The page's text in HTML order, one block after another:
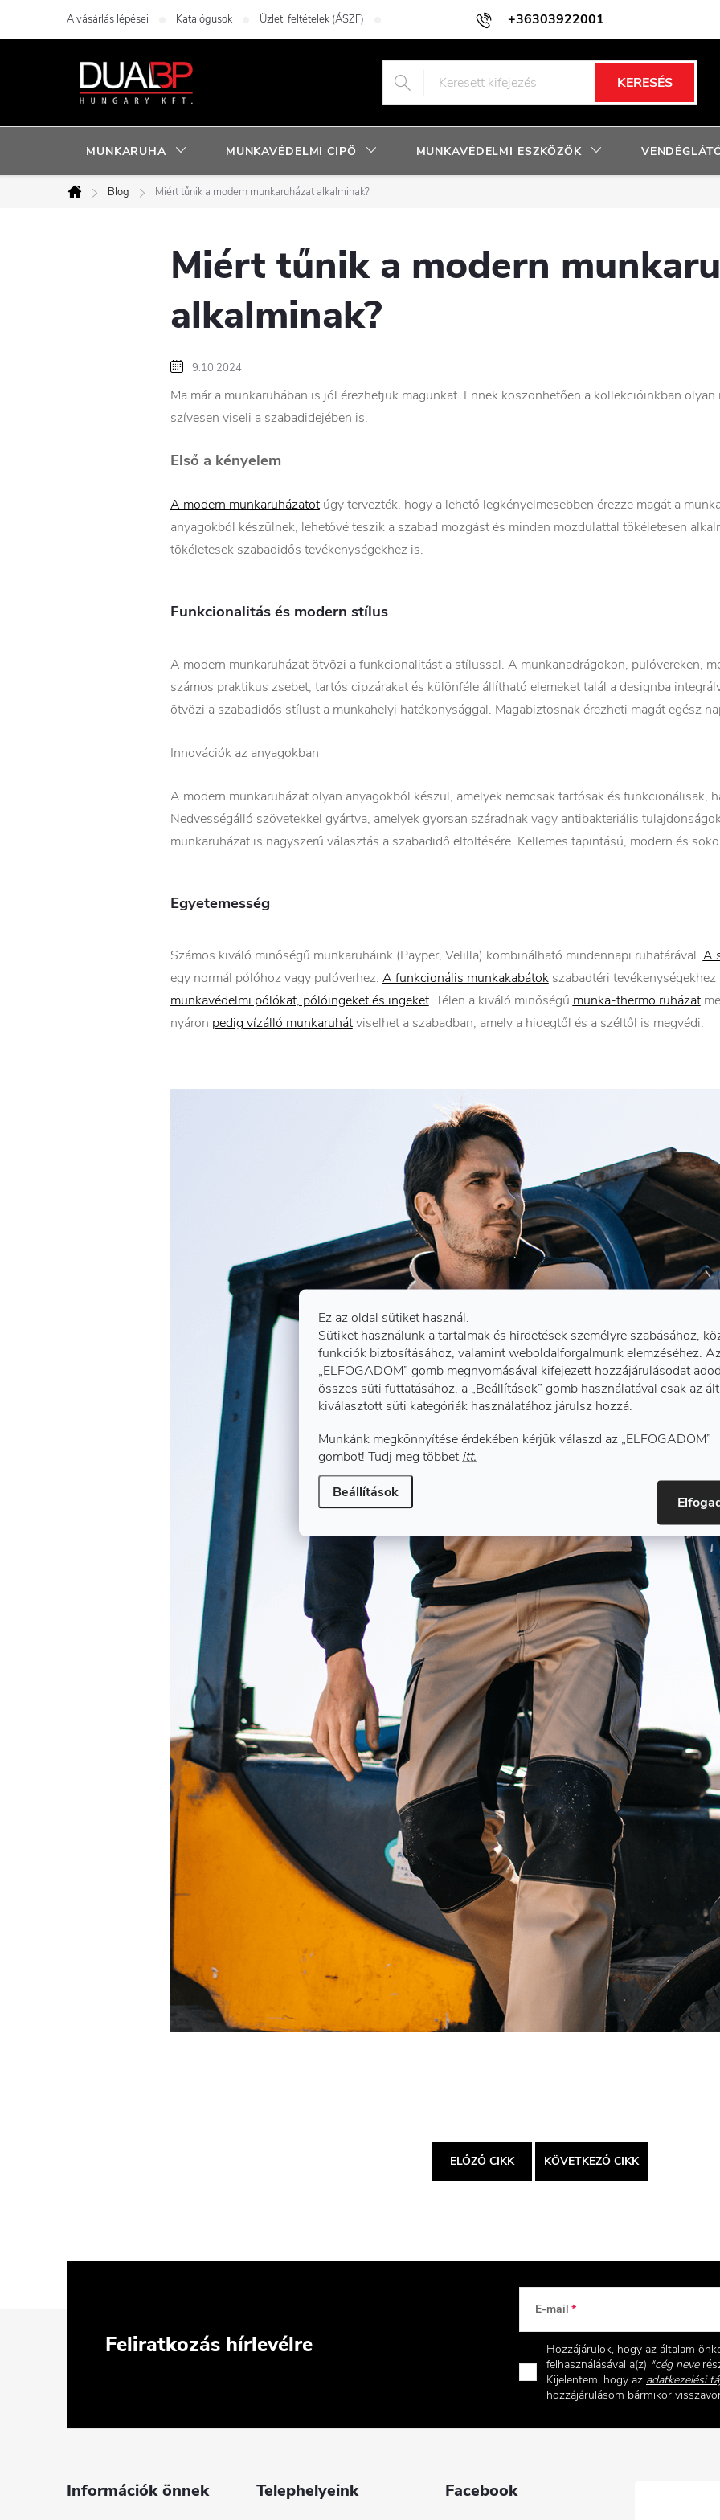
Ez az oldal sütiket használ.
Sütiket használunk a tartalmak és hirdetések személyre szabásához,
funkciók biztosításához, valamint weboldalforgalmunk elemzéséhez.
„ELFOGADOM” gomb megnyomásával kifejezett hozzájárulásodat
összes süti futtatásához, a „Beállítások” gomb használatával csak az
kiválasztott süti kategóriák használatához járulsz hozzá.
Munkánk megkönnyítése érdekében kérjük válaszd az „ELFOGADOM”
gombot! Tudj meg többet itt.
Beállítások
+36303922001
A vásárlás lépései Katalógusok Üzleti feltételek (ÁSZF) Adatkezelési tájékoztató Facebook nyereményjáték szabályzat
KERESÉS
MUNKARUHA MUNKAVÉDELMI CIPÖ MUNKAVÉDELMI ESZKÖZÖK
Kezdőlap
Blog Miért tűnik a modern munkaruházat alkalminak?
Miért tűnik a modern
alkalminak?
9.10.2024
Ma már a munkaruhában is jól érezhetjük magunkat. Ennek köszönhetően a kollekcióinkban
szívesen viseli a szabadidejében is.
Első a kényelem
A modern munkaruházatotúgy tervezték, hogy a lehető legkényelmesebben érezze magát a
anyagokból készülnek, lehetővé teszik a szabad mozgást és minden mozdulattal tökéletesen
tökéletesek szabadidős tevékenységekhez is.
Funkcionalitás és modern stílus
A modern munkaruházat ötvözi a funkcionalitást a stílussal. A munkanadrágokon, pulóvereken,
számos praktikus zsebet, tartós cipzárakat és különféle állítható elemeket talál a designba
ötvözi a szabadidős stílust a munkahelyi hatékonysággal. Magabiztosnak érezheti magát egész
Innovációk az anyagokban
A modern munkaruházat olyan anyagokból készül, amelyek nemcsak tartósak és funkcionálisak,
Nedvességálló szövetekkel gyártva, amelyek gyorsan száradnak vagy antibakteriális
munkaruházat is nagyszerű választás a szabadidő eltöltésére. Kellemes tapintású, modern és
Egyetemesség
Számos kiváló minőségű munkaruháink (Payper, Velilla) kombinálható mindennapi ruhatárával.A
egy normál pólóhoz vagy pulóverhez.A funkcionális munkakabátokszabadtéri
munkavédelmi pólókat, pólóingeket és ingeket. Télen a kiváló minőségűmunka-thermo ruházat
nyáron pedig vízálló munkaruhátviselhet a szabadban, amely a hidegtől és a széltől is megvédi.
ELŐZŐ CIKK KÖVETKEZŐ CIKK
Feliratkozás hírlevélre
E-mail
Hozzájárulok, hogy az általam
felhasználásával a(z) *cég neve
Kijelentem, hogy az adatkezelési
hozzájárulásom bármikor
Információk önnek Telephelyeink Facebook